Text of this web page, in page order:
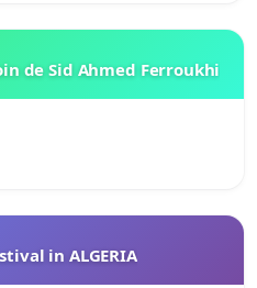
de Sid Ahmed Ferroukhi
in ALGERIA